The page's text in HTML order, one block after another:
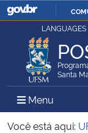
Ministério da Justiça e
Ministério da Defesa
Ministério das Relações
LANGUAGES
Santa
Menu
Você está aqui: